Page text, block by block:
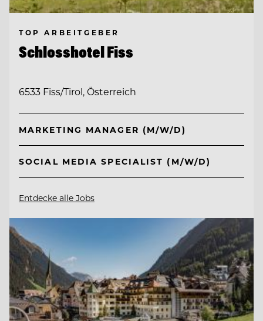
TOP ARBEITGEBER
Schlosshotel Fiss
6533 Fiss/Tirol, Österreich
MARKETING MANAGER (M/W/D)
SOCIAL MEDIA SPECIALIST (M/W/D)
Entdecke alle Jobs